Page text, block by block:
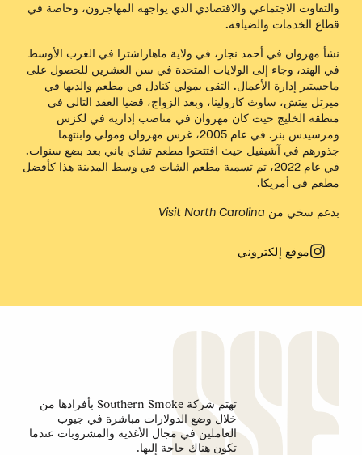
والتفاوت الاجتماعي والاقتصادي الذي يواجهه المهاجرون، وخاصة في
قطاع الخدمات والضيافة.
نشأ مهروان في أحمد نجار، في ولاية ماهاراشترا في الغرب الأوسط
في الهند، وجاء إلى الولايات المتحدة في سن العشرين للحصول على
ماجستير إدارة الأعمال. التقى بمولي كنادل في مطعم والديها في
ميرتل بيتش، ساوث كارولينا، وبعد الزواج، قضيا العقد التالي في
منطقة الخليج حيث كان مهروان في مناصب إدارية في لكزس
ومرسيدس بنز. في عام 2005، غرس مهروان ومولي وابنتهما
جذورهم في آشيفيل حيث افتتحوا مطعم تشاي باني بعد بضع سنوات.
في عام 2022، تم تسمية مطعم الشات في وسط المدينة هذا كأفضل
مطعم في أمريكا.
بدعم سخي من Visit North Carolina
موقع إلكتروني
تهتم شركة Southern Smoke بأفرادها من
خلال وضع الدولارات مباشرة في جيوب
العاملين في مجال الأغذية والمشروبات عندما
تكون هناك حاجة إليها.